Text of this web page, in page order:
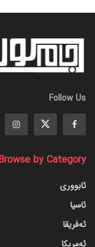
Follow Us
by Category
ئابووری
ئاسیا
ئەفریقا
ئەمریکا